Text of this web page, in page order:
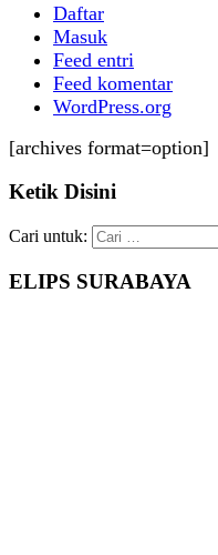
Daftar
Masuk
Feed entri
Feed komentar
WordPress.org
[archives format=option]
Ketik Disini
Cari untuk:
ELIPS SURABAYA